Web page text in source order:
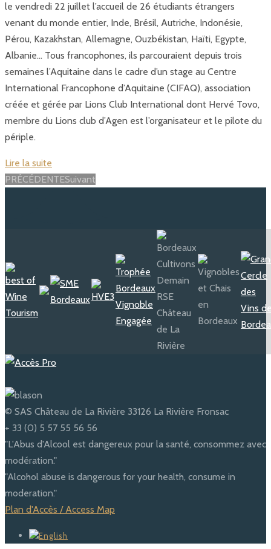
le vendredi 22 juillet l’accueil de 26 étudiants étrangers
venant du monde entier, Inde, Brésil, Autriche, Indonésie,
Pérou, Kazakhstan, Allemagne, Ouzbékistan, Haïti, Egypte,
Albanie… Tous francophones, ils parcouraient depuis trois
semaines l’Aquitaine dans le cadre d’un stage au Centre
International Francophone d’Aquitaine (CIFAQ), association
créée et gérée par Lions Club International dont Hervé Tovo,
membre du Lions club d’Agen est l’organisateur et le pilote du
périple.
Lire la suite
Posts
PRÉCÉDENTESuivant
© SAS Château de La Rivière 33126 La Rivière Fronsac
+ 33 (0) 5 57 55 56 56
"L'Abus d'Alcool est dangereux pour la santé, consommez avec
modération."
"Alcohol abuse is dangerous for your health, consume in
moderation."
Plan d'Accès / Access Map